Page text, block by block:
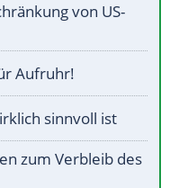
von US-
Aufruhr!
sinnvoll ist
zum Verbleib des